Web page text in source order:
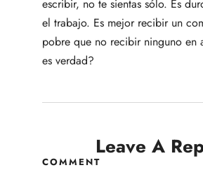
escribir, no te sientas sólo. Es
el trabajo. Es mejor recibir un
pobre que no recibir ninguno en
es verdad?
Leave A
COMMENT